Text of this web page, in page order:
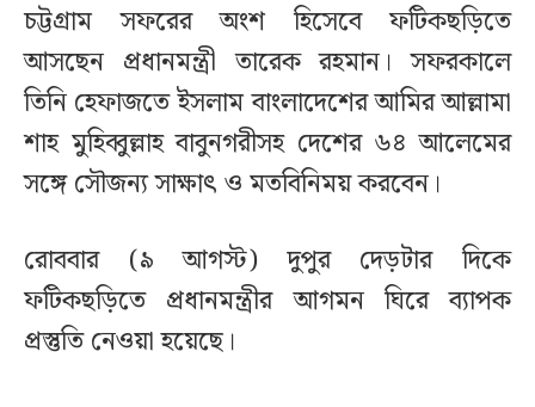
চট্টগ্রাম সফরের অংশ হিসেবে ফটিকছড়িতে
আসছেন প্রধানমন্ত্রী তারেক রহমান। সফরকালে
তিনি হেফাজতে ইসলাম বাংলাদেশের আমির আল্লামা
শাহ মুহিব্বুল্লাহ বাবুনগরীসহ দেশের ৬৪ আলেমের
সঙ্গে সৌজন্য সাক্ষাৎ ও মতবিনিময় করবেন।
রোববার (৯ আগস্ট) দুপুর দেড়টার দিকে
ফটিকছড়িতে প্রধানমন্ত্রীর আগমন ঘিরে ব্যাপক
প্রস্তুতি নেওয়া হয়েছে।